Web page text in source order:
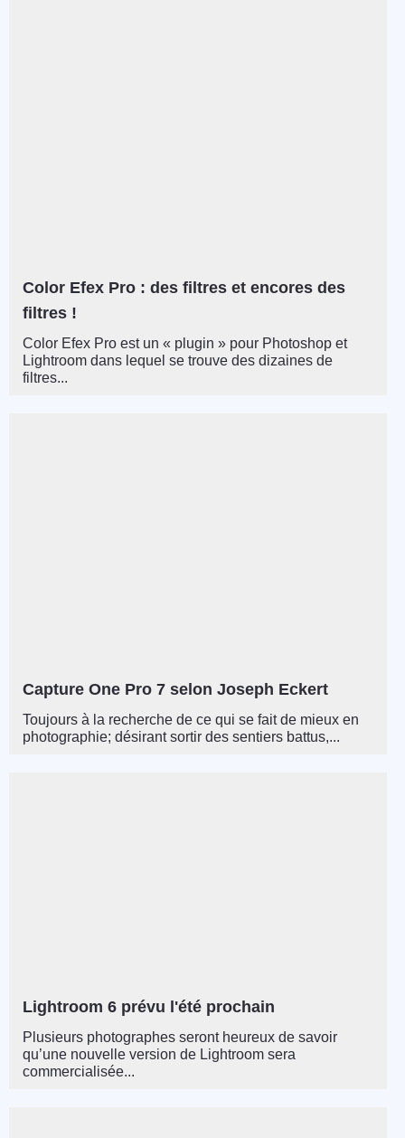
Color Efex Pro : des filtres et encores des
filtres !
Color Efex Pro est un « plugin » pour Photoshop et
Lightroom dans lequel se trouve des dizaines de
filtres...
Capture One Pro 7 selon Joseph Eckert
Toujours à la recherche de ce qui se fait de mieux en
photographie; désirant sortir des sentiers battus,...
Lightroom 6 prévu l'été prochain
Plusieurs photographes seront heureux de savoir
qu’une nouvelle version de Lightroom sera
commercialisée...